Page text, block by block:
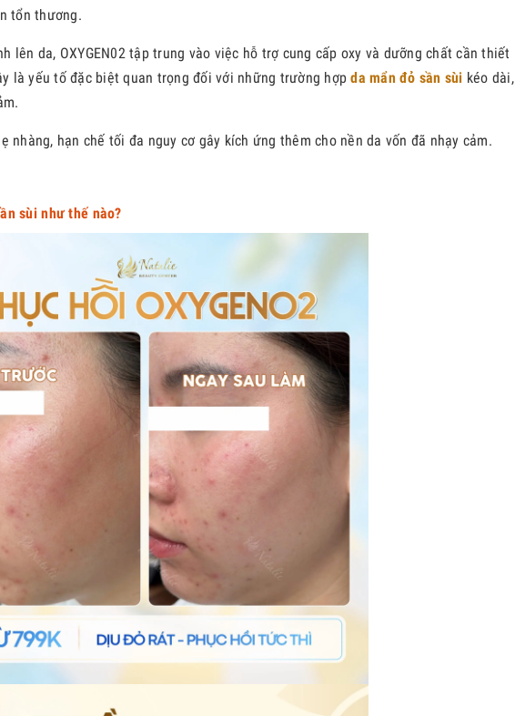
tổn thương.
lên da, OXYGEN02 tập trung vào việc hỗ trợ cung cấp oxy và dưỡng chất cần thiết
là yếu tố đặc biệt quan trọng đối với những trường hợpda mẩn đỏ sần sùi kéo dài,
nhàng, hạn chế tối đa nguy cơ gây kích ứng thêm cho nền da vốn đã nhạy cảm.
sùi như thế nào?